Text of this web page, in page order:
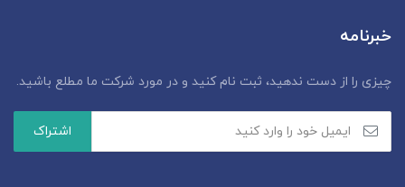
خبرنامه
چیزی را از دست ندهید، ثبت نام کنید و در مورد شرکت ما مطلع باشید.